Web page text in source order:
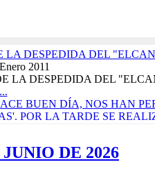
LA DESPEDIDA DEL
2011
LA DESPEDIDA DEL
BUEN DÍA, NOS HAN
POR LA TARDE SE
DE 2026